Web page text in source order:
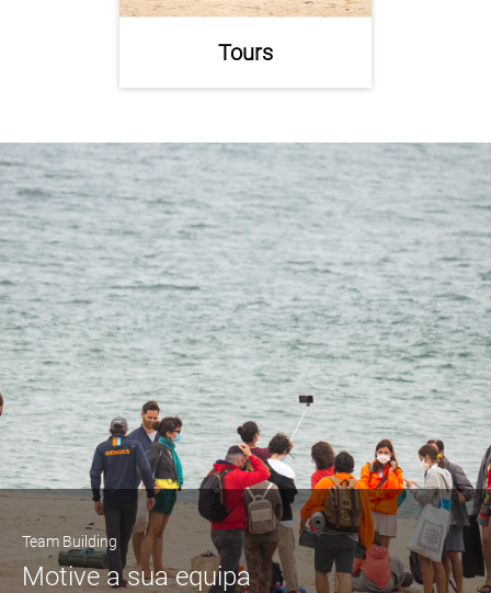
Tours
Team Building
Motive a sua equipa